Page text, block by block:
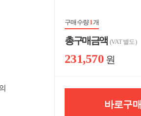
구매수량1개
총 구매 금액 (VAT 별도)
231,570 원
바로구매